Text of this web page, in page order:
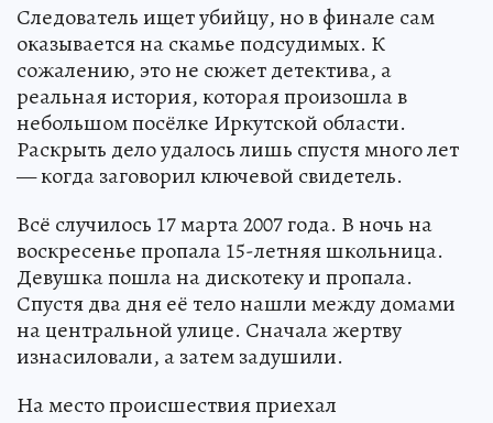
Следователь ищет убийцу, но в финале сам
оказывается на скамье подсудимых. К
сожалению, это не сюжет детектива, а
реальная история, которая произошла в
небольшом посёлке Иркутской области.
Раскрыть дело удалось лишь спустя много лет
— когда заговорил ключевой свидетель.
Всё случилось 17 марта 2007 года. В ночь на
воскресенье пропала 15-летняя школьница.
Девушка пошла на дискотеку и пропала.
Спустя два дня её тело нашли между домами
на центральной улице. Сначала жертву
изнасиловали, а затем задушили.
На место происшествия приехал